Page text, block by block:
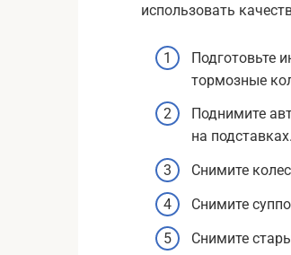
использовать
Подготовьте
тормозные
Поднимите
на подставках.
Снимите
Снимите
Снимите